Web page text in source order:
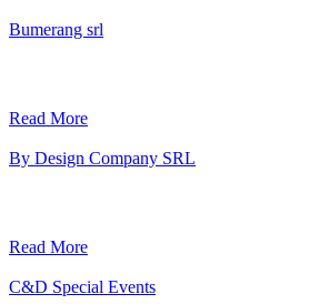
Bumerang srl
Read More
By Design Company SRL
Read More
C&D Special Events